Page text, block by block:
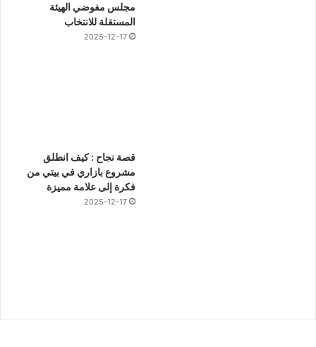
مجلس مفوضي الهيئة
المستقلة للانتخاب
2025-12-17
قصة نجاح : كيف انطلق
مشروع بازاري في بيتي من
فكرة إلى علامة مميزة
2025-12-17